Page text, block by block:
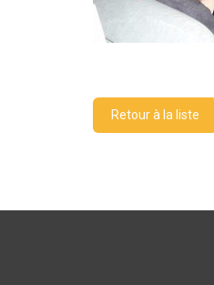
Retour à la liste